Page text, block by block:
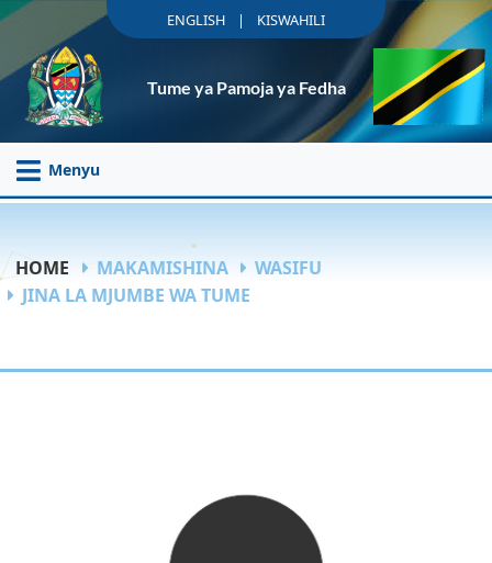
KISWAHILI
|
ENGLISH
Tume ya Pamoja ya Fedha
Menyu
HOME MAKAMISHINA
WASIFU
JINA LA MJUMBE WA TUME